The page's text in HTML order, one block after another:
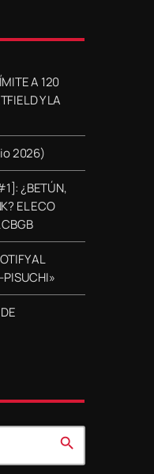
A 120
Y LA
2026)
¿BETÚN,
EL ECO
AL
PISUCHI»
search